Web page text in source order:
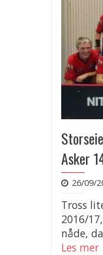
Asker
26/09/
Tross
2016/
nåde,
Les mer